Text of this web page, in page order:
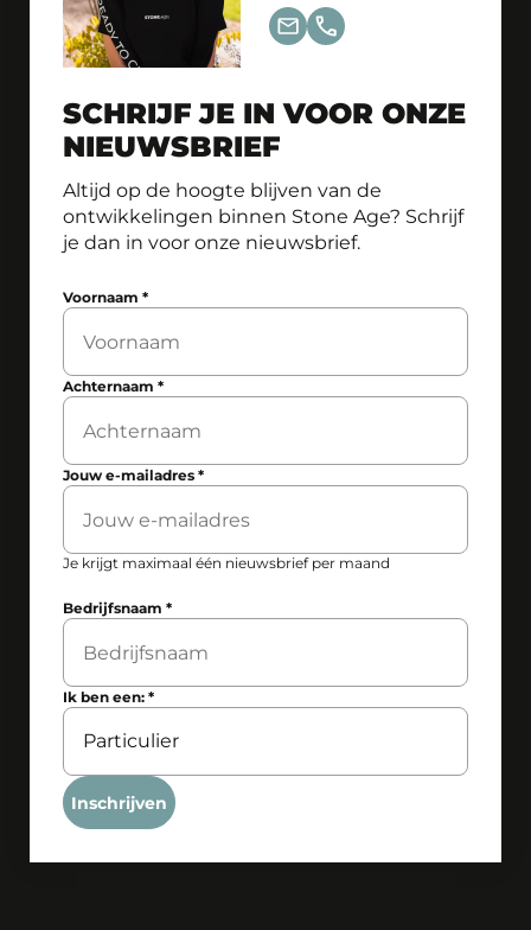
SCHRIJF JE IN VOOR ONZE
NIEUWSBRIEF
Altijd op de hoogte blijven van de
ontwikkelingen binnen Stone Age? Schrijf
je dan in voor onze nieuwsbrief.
Voornaam*
Achternaam*
Jouw e-mailadres*
Je krijgt maximaal één nieuwsbrief per maand
Bedrijfsnaam*
Ik ben een:*
Inschrijven